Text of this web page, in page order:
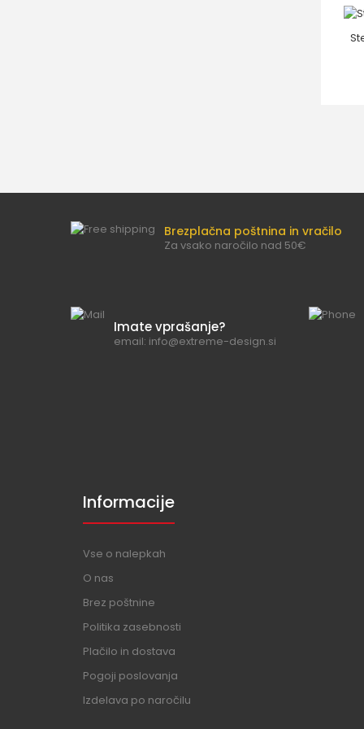
Brezplačna poštnina in vračilo
Za vsako naročilo nad 50€
Imate vprašanje?
email: info@extreme-design.si
Informacije
Vse o nalepkah
O nas
Brez poštnine
Politika zasebnosti
Plačilo in dostava
Pogoji poslovanja
Izdelava po naročilu